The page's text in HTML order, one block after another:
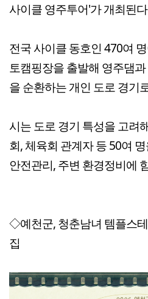
사이클 영주투어'가 개최된
전국 사이클 동호인 470여
토캠핑장을 출발해 영주댐
을 순환하는 개인 도로 경기
시는 도로 경기 특성을 고려
회, 체육회 관계자 등 50여
안전관리, 주변 환경정비에
◇예천군, 청춘남녀 템플스
집